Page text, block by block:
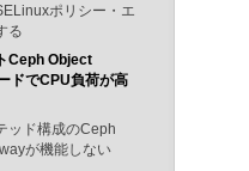
ポリシー・エ
る
Ceph Object
ドでCPU負荷が高
ッド構成のCeph
が機能しない